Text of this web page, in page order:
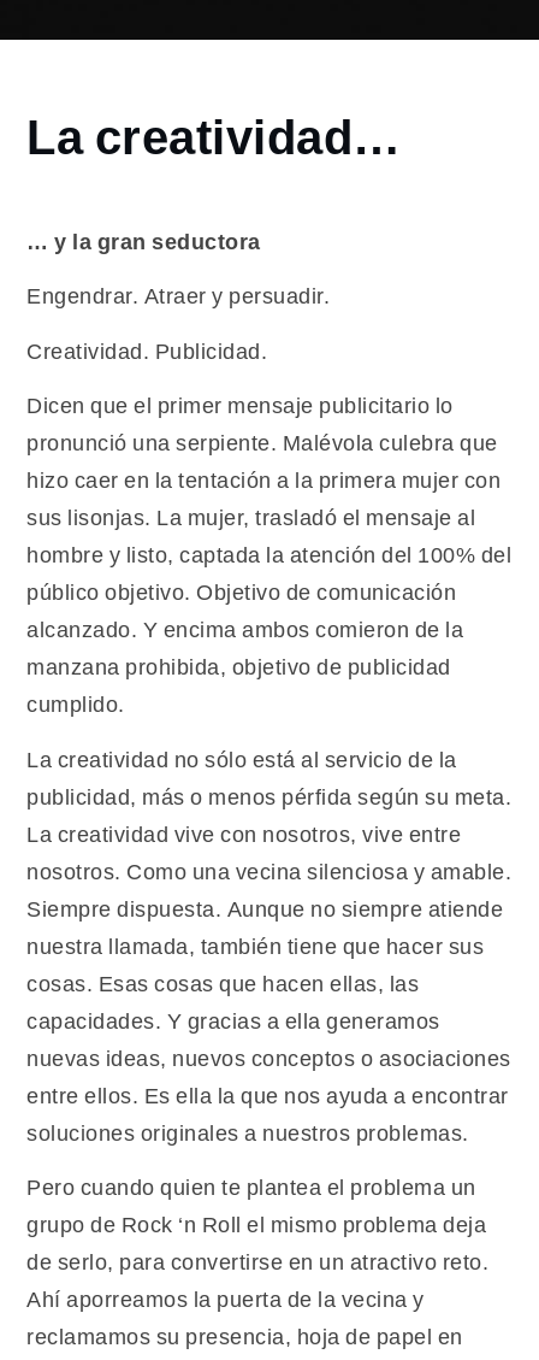
Home
2015
La
La creatividad…
… y la gran seductora
Engendrar. Atraer y persuadir.
Creatividad. Publicidad.
Dicen que el primer mensaje publicitario lo
pronunció una serpiente. Malévola culebra que
hizo caer en la tentación a la primera mujer con
sus lisonjas. La mujer, trasladó el mensaje al
hombre y listo, captada la atención del 100% del
público objetivo. Objetivo de comunicación
alcanzado. Y encima ambos comieron de la
manzana prohibida, objetivo de publicidad
cumplido.
La creatividad no sólo está al servicio de la
publicidad, más o menos pérfida según su meta.
La creatividad vive con nosotros, vive entre
nosotros. Como una vecina silenciosa y amable.
Siempre dispuesta. Aunque no siempre atiende
nuestra llamada, también tiene que hacer sus
cosas. Esas cosas que hacen ellas, las
capacidades. Y gracias a ella generamos
nuevas ideas, nuevos conceptos o asociaciones
entre ellos. Es ella la que nos ayuda a encontrar
soluciones originales a nuestros problemas.
Pero cuando quien te plantea el problema un
grupo de Rock ‘n Roll el mismo problema deja
de serlo, para convertirse en un atractivo reto.
Ahí aporreamos la puerta de la vecina y
reclamamos su presencia, hoja de papel en